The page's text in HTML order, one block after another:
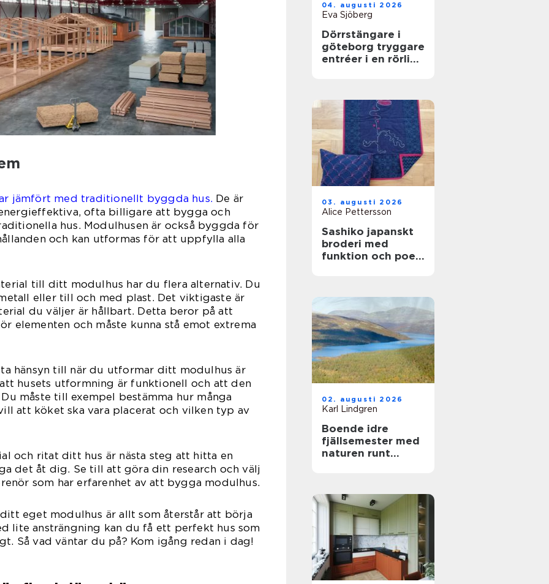
jämfört med traditionellt byggda hus. De är
ofta billigare att bygga och
hus. Modulhusen är också byggda för
och kan utformas för att uppfylla alla
till ditt modulhus har du flera alternativ. Du
eller till och med plast. Det viktigaste är
du väljer är hållbart. Detta beror på att
elementen och måste kunna stå emot extrema
hänsyn till när du utformar ditt modulhus är
husets utformning är funktionell och att den
måste till exempel bestämma hur många
att köket ska vara placerat och vilken typ av
och ritat ditt hus är nästa steg att hitta en
det åt dig. Se till att göra din research och välj
som har erfarenhet av att bygga modulhus.
eget modulhus är allt som återstår att börja
lite ansträngning kan du få ett perfekt hus som
Så vad väntar du på? Kom igång redan i dag!
04. augusti 2026
Eva Sjöberg
Dörrstängare i
göteborg tryggare
entréer i en rörlig
03. augusti 2026
Alice Pettersson
Sashiko japanskt
broderi med
funktion och poesi
02. augusti 2026
Karl Lindgren
Boende idre
fjällsemester med
naturen runt